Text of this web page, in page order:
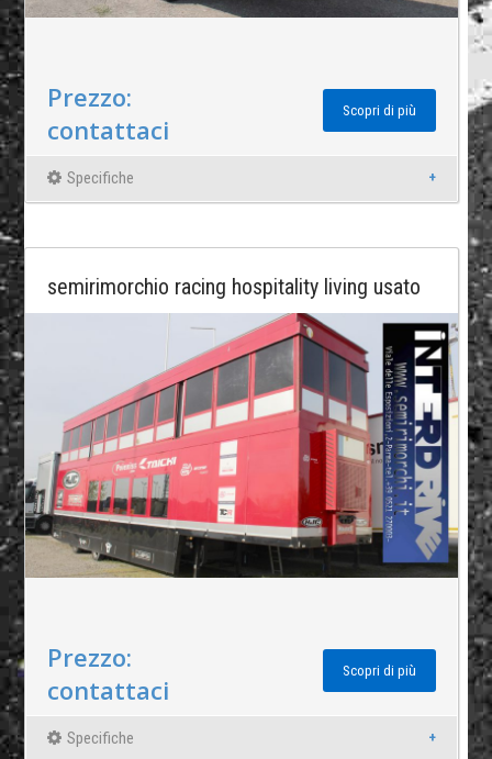
Prezzo:
contattaci
Scopri di più
Specifiche
semirimorchio racing hospitality living usato
Prezzo:
contattaci
Scopri di più
Specifiche